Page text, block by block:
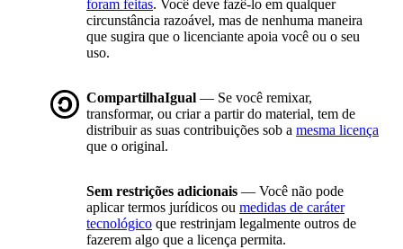
foram feitas. Você deve fazê-lo em qualquer
circunstância razoável, mas de nenhuma maneira
que sugira que o licenciante apoia você ou o seu
uso.
CompartilhaIgual — Se você remixar,
transformar, ou criar a partir do material, tem de
distribuir as suas contribuições sob a mesma licença
que o original.
Sem restrições adicionais — Você não pode
aplicar termos jurídicos ou medidas de caráter
tecnológico que restrinjam legalmente outros de
fazerem algo que a licença permita.